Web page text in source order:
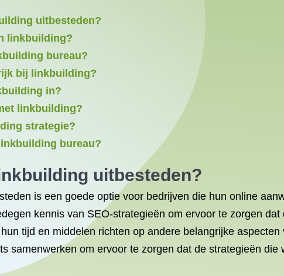
uitbesteden?
linkbuilding?
bureau?
bij linkbuilding?
in?
linkbuilding?
strategie?
bureau?
uitbesteden?
is een goede optie voor bedrijven die hun online
kennis van SEO-strategieën om ervoor te zorgen
tijd en middelen richten op andere belangrijke
samenwerken om ervoor te zorgen dat de strategieën